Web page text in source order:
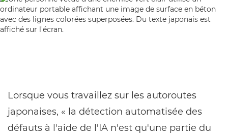
Lorsque vous travaillez sur les autoroutes
japonaises, « la détection automatisée des
défauts à l'aide de l'IA n'est qu'une partie du